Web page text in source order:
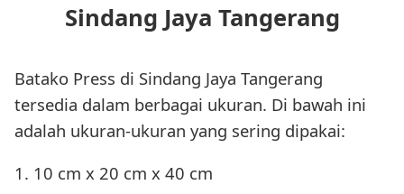
Sindang Jaya Tangerang
Batako Press di Sindang Jaya Tangerang
tersedia dalam berbagai ukuran. Di bawah ini
adalah ukuran-ukuran yang sering dipakai:
1. 10 cm x 20 cm x 40 cm